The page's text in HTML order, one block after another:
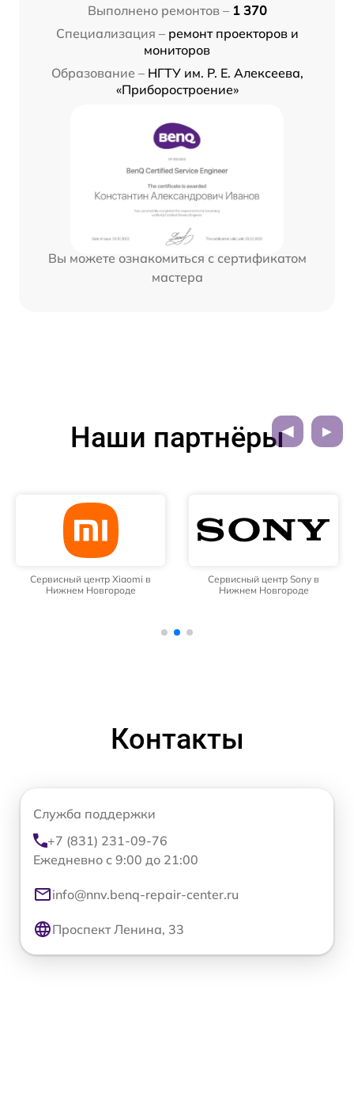
Выполнено ремонтов – 1 370
Специализация – ремонт проекторов и
мониторов
Образование – НГТУ им. Р. Е. Алексеева,
«Приборостроение»
Вы можете ознакомиться с сертификатом
мастера
Наши партнёры
Сервисный центр Xiaomi в
Нижнем Новгороде
Сервисный центр Sony в
Нижнем Новгороде
Контакты
Служба поддержки
+7 (831) 231-09-76
Ежедневно с 9:00 до 21:00
info@nnv.benq-repair-center.ru
Проспект Ленина, 33